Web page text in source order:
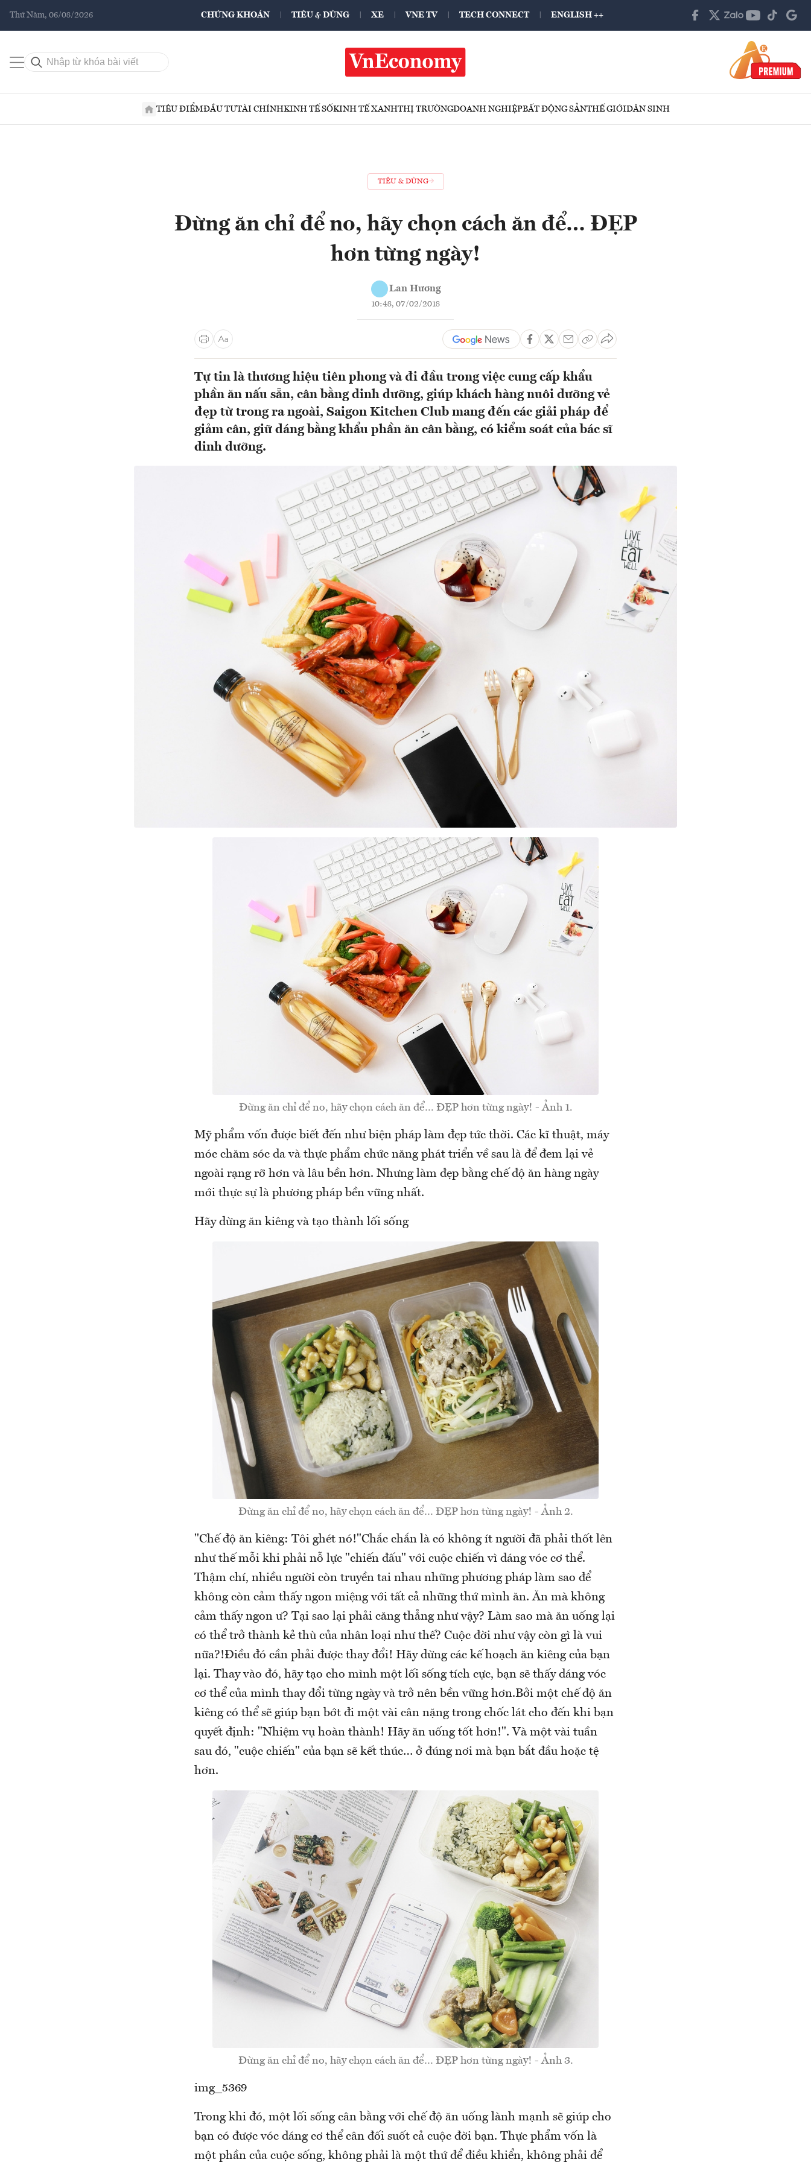
Thứ Năm, 06/08/2026 CHỨNG KHOÁN TIÊU & DÙNG XE VNE TV TECH CONNECT ENGLISH ++
TIÊU ĐIỂMĐẦU TƯTÀI CHÍNHKINH TẾ SỐKINH TẾ XANHTHỊ TRƯỜNGDOANH NGHIỆPBẤT ĐỘNG SẢNTHẾ GIỚIDÂN SINH
TIÊU & DÙNG
Đừng ăn chỉ để no, hãy chọn cách ăn để… ĐẸP
hơn từng ngày!
Lan Hương
10:48, 07/02/2018
Tự tin là thương hiệu tiên phong và đi đầu trong việc cung cấp khẩu
phần ăn nấu sẵn, cân bằng dinh dưỡng, giúp khách hàng nuôi dưỡng vẻ
đẹp từ trong ra ngoài, Saigon Kitchen Club mang đến các giải pháp để
giảm cân, giữ dáng bằng khẩu phần ăn cân bằng, có kiểm soát của bác sĩ
dinh dưỡng.
Đừng ăn chỉ để no, hãy chọn cách ăn để… ĐẸP hơn từng ngày! - Ảnh 1.
Mỹ phẩm vốn được biết đến như biện pháp làm đẹp tức thời. Các kĩ thuật, máy
móc chăm sóc da và thực phẩm chức năng phát triển về sau là để đem lại vẻ
ngoài rạng rỡ hơn và lâu bền hơn. Nhưng làm đẹp bằng chế độ ăn hàng ngày
mới thực sự là phương pháp bền vững nhất.
Hãy dừng ăn kiêng và tạo thành lối sống
Đừng ăn chỉ để no, hãy chọn cách ăn để… ĐẸP hơn từng ngày! - Ảnh 2.
"Chế độ ăn kiêng: Tôi ghét nó!"Chắc chắn là có không ít người đã phải thốt lên
như thế mỗi khi phải nỗ lực "chiến đấu" với cuộc chiến vì dáng vóc cơ thể.
Thậm chí, nhiều người còn truyền tai nhau những phương pháp làm sao để
không còn cảm thấy ngon miệng với tất cả những thứ mình ăn. Ăn mà không
cảm thấy ngon ư? Tại sao lại phải căng thẳng như vậy? Làm sao mà ăn uống lại
có thể trở thành kẻ thù của nhân loại như thế? Cuộc đời như vậy còn gì là vui
nữa?!Điều đó cần phải được thay đổi! Hãy dừng các kế hoạch ăn kiêng của bạn
lại. Thay vào đó, hãy tạo cho mình một lối sống tích cực, bạn sẽ thấy dáng vóc
cơ thể của mình thay đổi từng ngày và trở nên bền vững hơn.Bởi một chế độ ăn
kiêng có thể sẽ giúp bạn bớt đi một vài cân nặng trong chốc lát cho đến khi bạn
quyết định: "Nhiệm vụ hoàn thành! Hãy ăn uống tốt hơn!". Và một vài tuần
sau đó, "cuộc chiến" của bạn sẽ kết thúc… ở đúng nơi mà bạn bắt đầu hoặc tệ
hơn.
Đừng ăn chỉ để no, hãy chọn cách ăn để… ĐẸP hơn từng ngày! - Ảnh 3.
img_5369
Trong khi đó, một lối sống cân bằng với chế độ ăn uống lành mạnh sẽ giúp cho
bạn có được vóc dáng cơ thể cân đối suốt cả cuộc đời bạn. Thực phẩm vốn là
một phần của cuộc sống, không phải là một thứ để điều khiển, không phải để